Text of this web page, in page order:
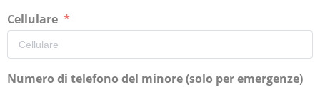
Cellulare
Numero di telefono del minore (solo per emergenze)